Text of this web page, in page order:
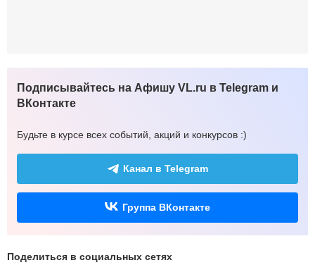
Подписывайтесь на Афишу VL.ru в Telegram и
ВКонтакте
Будьте в курсе всех событий, акций и конкурсов :)
Канал в Telegram
Группа ВКонтакте
Поделиться в социальных сетях